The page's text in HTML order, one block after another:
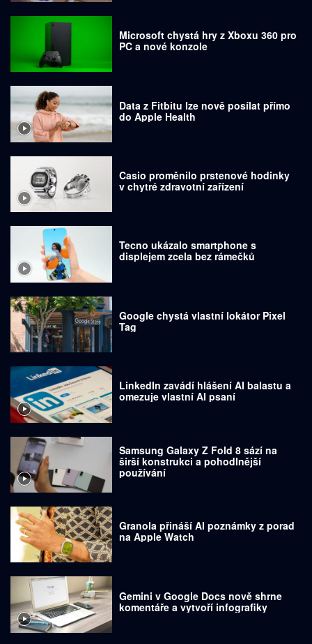
Microsoft chystá hry z Xboxu 360 pro
PC a nové konzole
Data z Fitbitu lze nově posílat přímo
do Apple Health
Casio proměnilo prstenové hodinky
v chytré zdravotní zařízení
Tecno ukázalo smartphone s
displejem zcela bez rámečků
Google chystá vlastní lokátor Pixel
Tag
LinkedIn zavádí hlášení AI balastu a
omezuje vlastní AI psaní
Samsung Galaxy Z Fold 8 sází na
širší konstrukci a pohodlnější
používání
Granola přináší AI poznámky z porad
na Apple Watch
Gemini v Google Docs nově shrne
komentáře a vytvoří infografiky